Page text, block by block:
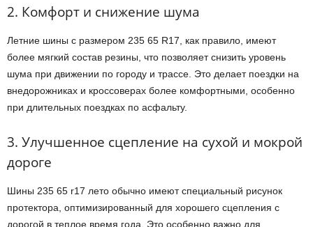
2. Комфорт и снижение шума
Летние шины с размером 235 65 R17, как правило, имеют
более мягкий состав резины, что позволяет снизить уровень
шума при движении по городу и трассе. Это делает поездки на
внедорожниках и кроссоверах более комфортными, особенно
при длительных поездках по асфальту.
3. Улучшенное сцепление на сухой и мокрой
дороге
Шины 235 65 r17 лето обычно имеют специальный рисунок
протектора, оптимизированный для хорошего сцепления с
дорогой в теплое время года. Это особенно важно для